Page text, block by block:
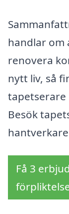
handlar om
renovera
nytt liv, så
tapetserare
Besök
Få 3